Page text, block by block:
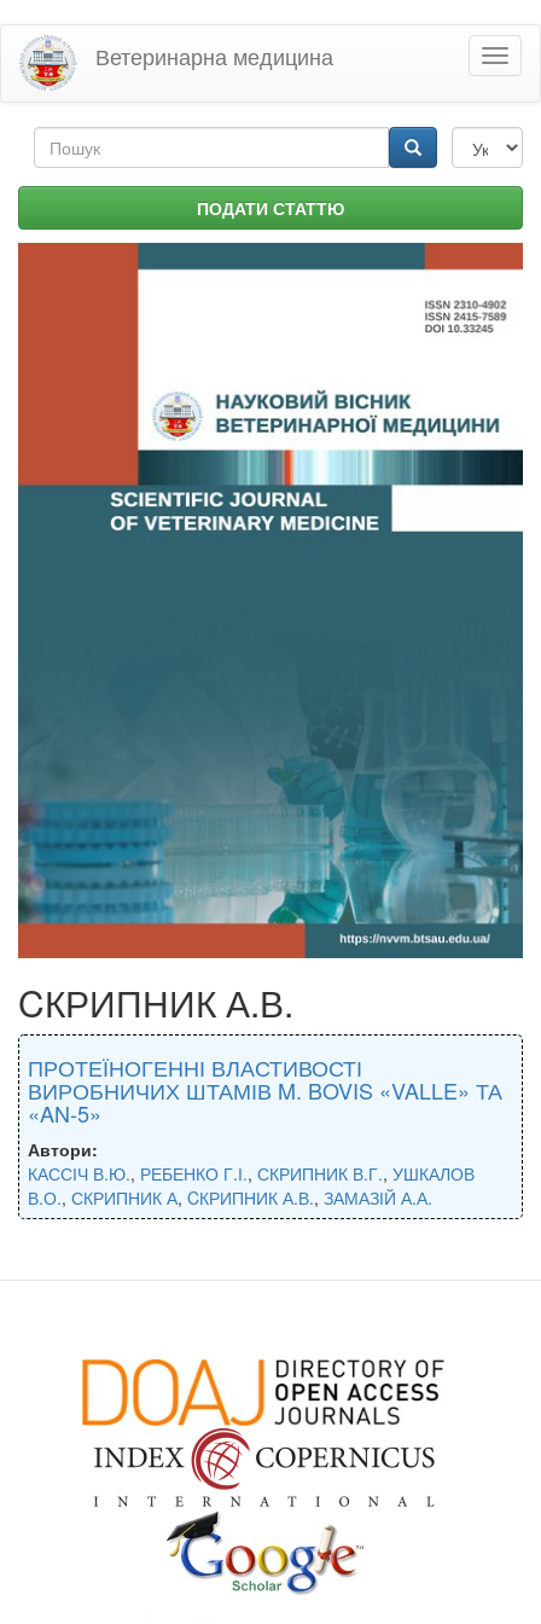
Перейти
основного
матеріалу
Ветеринарна медицина
Пошукова
форма ПОДАТИ СТАТТЮ
CКРИПНИК А.В.
ПРОТЕЇНОГЕННІ ВЛАСТИВОСТІ
ВИРОБНИЧИХ ШТАМІВ M. BOVIS «VALLE» ТА
«AN-5»
Автори:
КАССІЧ В.Ю., РЕБЕНКО Г.І., СКРИПНИК В.Г., УШКАЛОВ
В.О., СКРИПНИК А, CКРИПНИК А.В., ЗАМАЗІЙ А.А.